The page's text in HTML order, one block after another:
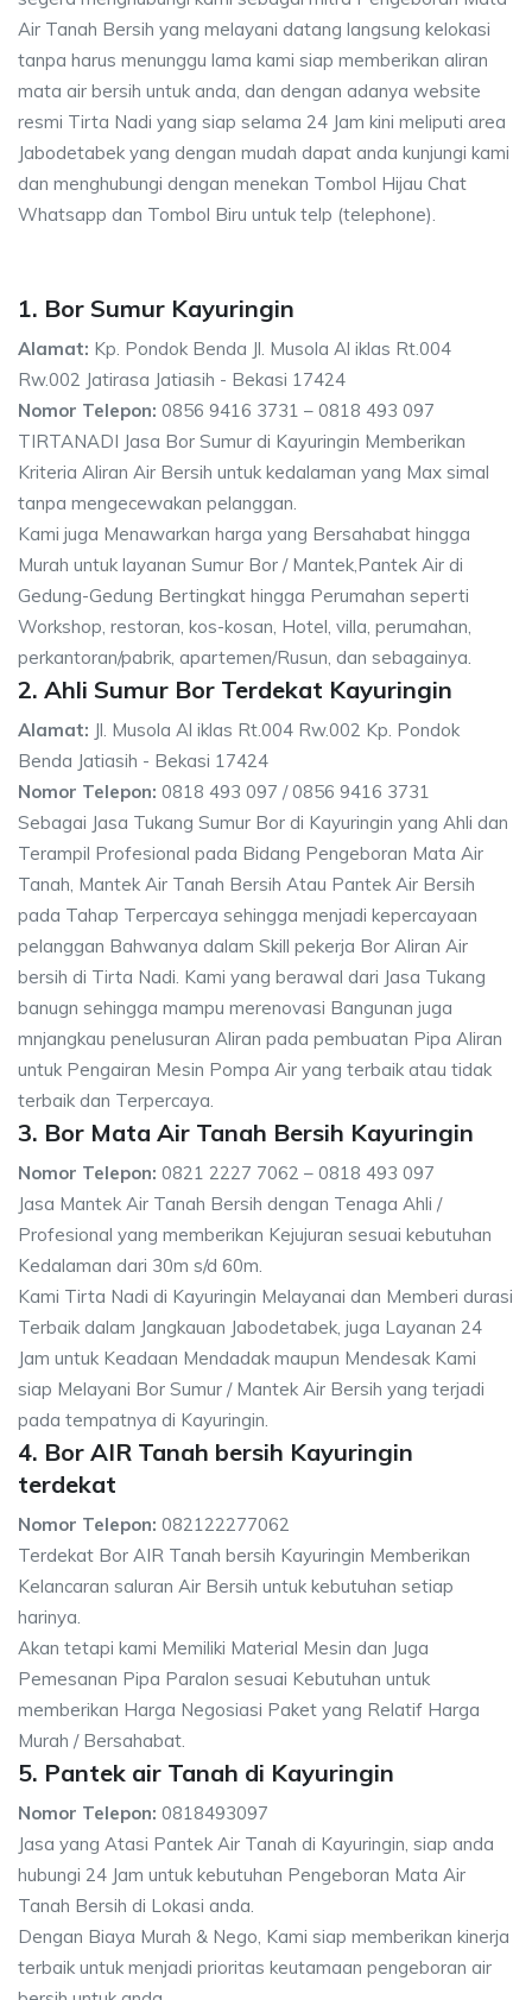
Air Tanah Bersih yang melayani datang langsung kelokasi
tanpa harus menunggu lama kami siap memberikan aliran
mata air bersih untuk anda, dan dengan adanya website
resmi Tirta Nadi yang siap selama 24 Jam kini meliputi area
Jabodetabek yang dengan mudah dapat anda kunjungi kami
dan menghubungi dengan menekan Tombol Hijau Chat
Whatsapp dan Tombol Biru untuk telp (telephone).
1. Bor Sumur Kayuringin
Alamat: Kp. Pondok Benda Jl. Musola Al iklas Rt.004
Rw.002 Jatirasa Jatiasih - Bekasi 17424
Nomor Telepon: 0856 9416 3731 – 0818 493 097
TIRTANADI Jasa Bor Sumur di Kayuringin Memberikan
Kriteria Aliran Air Bersih untuk kedalaman yang Max simal
tanpa mengecewakan pelanggan.
Kami juga Menawarkan harga yang Bersahabat hingga
Murah untuk layanan Sumur Bor / Mantek,Pantek Air di
Gedung-Gedung Bertingkat hingga Perumahan seperti
Workshop, restoran, kos-kosan, Hotel, villa, perumahan,
perkantoran/pabrik, apartemen/Rusun, dan sebagainya.
2. Ahli Sumur Bor Terdekat Kayuringin
Alamat: Jl. Musola Al iklas Rt.004 Rw.002 Kp. Pondok
Benda Jatiasih - Bekasi 17424
Nomor Telepon: 0818 493 097 / 0856 9416 3731
Sebagai Jasa Tukang Sumur Bor di Kayuringin yang Ahli dan
Terampil Profesional pada Bidang Pengeboran Mata Air
Tanah, Mantek Air Tanah Bersih Atau Pantek Air Bersih
pada Tahap Terpercaya sehingga menjadi kepercayaan
pelanggan Bahwanya dalam Skill pekerja Bor Aliran Air
bersih di Tirta Nadi. Kami yang berawal dari Jasa Tukang
banugn sehingga mampu merenovasi Bangunan juga
mnjangkau penelusuran Aliran pada pembuatan Pipa Aliran
untuk Pengairan Mesin Pompa Air yang terbaik atau tidak
terbaik dan Terpercaya.
3. Bor Mata Air Tanah Bersih Kayuringin
Nomor Telepon: 0821 2227 7062 – 0818 493 097
Jasa Mantek Air Tanah Bersih dengan Tenaga Ahli /
Profesional yang memberikan Kejujuran sesuai kebutuhan
Kedalaman dari 30m s/d 60m.
Kami Tirta Nadi di Kayuringin Melayanai dan Memberi durasi
Terbaik dalam Jangkauan Jabodetabek, juga Layanan 24
Jam untuk Keadaan Mendadak maupun Mendesak Kami
siap Melayani Bor Sumur / Mantek Air Bersih yang terjadi
pada tempatnya di Kayuringin.
4. Bor AIR Tanah bersih Kayuringin
terdekat
Nomor Telepon: 082122277062
Terdekat Bor AIR Tanah bersih Kayuringin Memberikan
Kelancaran saluran Air Bersih untuk kebutuhan setiap
harinya.
Akan tetapi kami Memiliki Material Mesin dan Juga
Pemesanan Pipa Paralon sesuai Kebutuhan untuk
memberikan Harga Negosiasi Paket yang Relatif Harga
Murah / Bersahabat.
5. Pantek air Tanah di Kayuringin
Nomor Telepon: 0818493097
Jasa yang Atasi Pantek Air Tanah di Kayuringin, siap anda
hubungi 24 Jam untuk kebutuhan Pengeboran Mata Air
Tanah Bersih di Lokasi anda.
Dengan Biaya Murah & Nego, Kami siap memberikan kinerja
terbaik untuk menjadi prioritas keutamaan pengeboran air